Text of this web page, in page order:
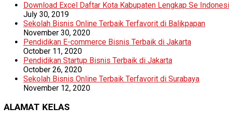
Download Excel Daftar Kota Kabupaten Lengkap Se
July 30, 2019
Sekolah Bisnis Online Terbaik Terfavorit di Balikpapan
November 30, 2020
Pendidikan E-commerce Bisnis Terbaik di Jakarta
October 11, 2020
Pendidikan Startup Bisnis Terbaik di Jakarta
October 26, 2020
Sekolah Bisnis Online Terbaik Terfavorit di Surabaya
November 12, 2020
ALAMAT KELAS